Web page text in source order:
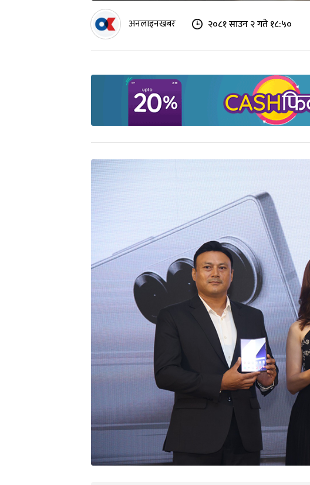
अनलाइनखबर २०८१ साउन २ गते १८:५०